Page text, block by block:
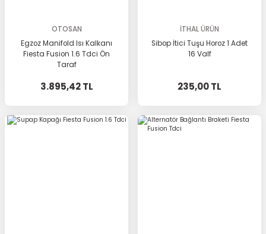
OTOSAN
Egzoz Manifold Isı Kalkanı
Fiesta Fusion 1.6 Tdci Ön
Taraf
3.895,42 TL
İTHAL ÜRÜN
Sibop İtici Tuşu Horoz 1 Adet
16 Valf
235,00 TL